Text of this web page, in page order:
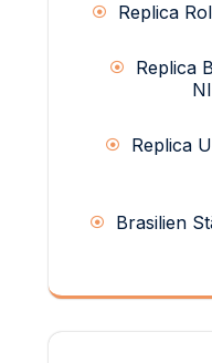
Replica
Replica
Replica
Brasilien